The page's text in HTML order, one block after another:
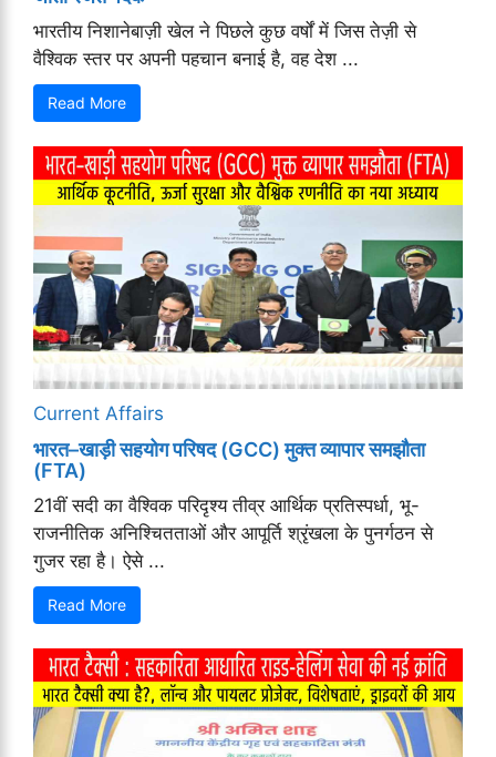
भारतीय निशानेबाज़ी खेल ने पिछले कुछ वर्षों में जिस तेज़ी से
वैश्विक स्तर पर अपनी पहचान बनाई है, वह देश ...
Read More
Current Affairs
भारत–खाड़ी सहयोग परिषद (GCC) मुक्त व्यापार समझौता
(FTA)
21वीं सदी का वैश्विक परिदृश्य तीव्र आर्थिक प्रतिस्पर्धा, भू-
राजनीतिक अनिश्चितताओं और आपूर्ति श्रृंखला के पुनर्गठन से
गुजर रहा है। ऐसे ...
Read More